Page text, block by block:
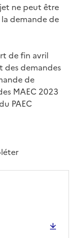
ne peut être
demande de
de fin avril
des demandes
de
MAEC 2023
PAEC